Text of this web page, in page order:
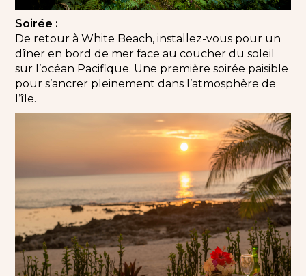
Soirée :
De retour à White Beach, installez-vous pour un
dîner en bord de mer face au coucher du soleil
sur l’océan Pacifique. Une première soirée paisible
pour s’ancrer pleinement dans l’atmosphère de
l’île.